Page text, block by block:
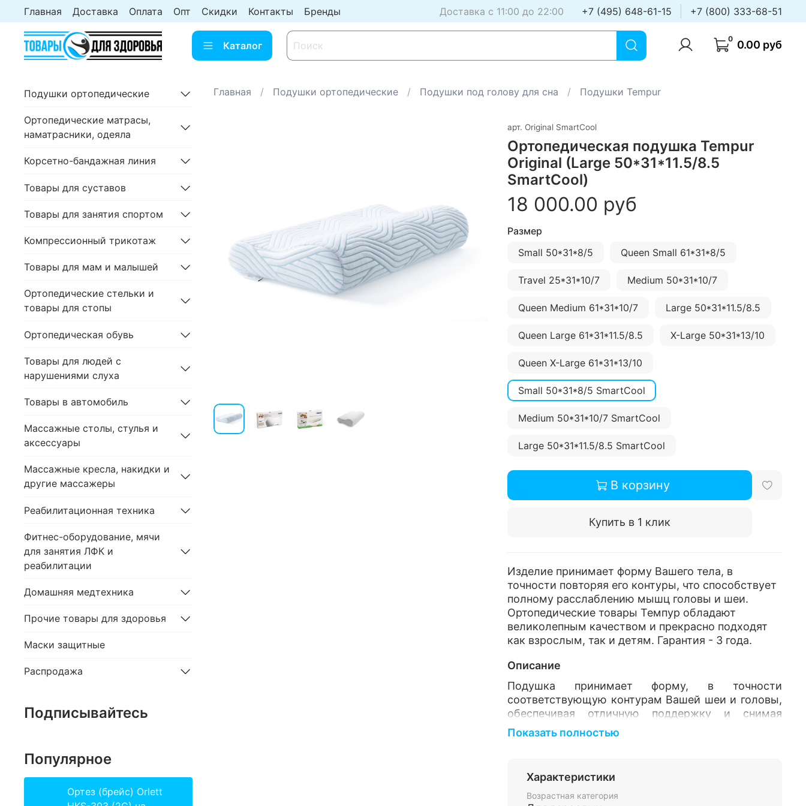
Главная Доставка Оплата Опт Скидки Контакты Бренды Доставка с 11:00 до 22:00 +7 (495) 648-61-15 +7 (800) 333-68-51
Каталог
0 0.00 руб
Главная Подушки ортопедические Подушки под голову для сна Подушки Tempur
арт. Original SmartCool
Ортопедическая подушка Tempur
Original (Large 50*31*11.5/8.5
SmartCool)
18 000.00 руб
Размер
Small 50*31*8/5
Queen Small 61*31*8/5
Travel 25*31*10/7 Medium 50*31*10/7
Queen Medium 61*31*10/7 Large 50*31*11.5/8.5
Queen Large 61*31*11.5/8.5 X-Large 50*31*13/10
Queen X-Large 61*31*13/10
Small 50*31*8/5 SmartCool
Medium 50*31*10/7 SmartCool
Large 50*31*11.5/8.5 SmartCool
В корзину
Купить в 1 клик
Изделие принимает форму Вашего тела, в
точности повторяя его контуры, что способствует
полному расслаблению мышц головы и шеи.
Ортопедические товары Темпур обладают
великолепным качеством и прекрасно подходят
как взрослым, так и детям. Гарантия - 3 года.
Описание
Подушка принимает форму, в точности
соответствующую контурам Вашей шеи и головы,
обеспечивая отличную поддержку и снимая
напряжение мышц шеи и плеч.
естественным образом очищенной хлопковой
Показать полностью
Характеристики
Возрастная категория
Подушки ортопедические
Ортопедические матрасы,
наматрасники, одеяла
Корсетно-бандажная линия
Товары для суставов
Товары для занятия спортом
Компрессионный трикотаж
Товары для мам и малышей
Ортопедические стельки и
товары для стопы
Ортопедическая обувь
Товары для людей с
нарушениями слуха
Товары в автомобиль
Массажные столы, стулья и
аксессуары
Массажные кресла, накидки и
другие массажеры
Реабилитационная техника
Фитнес-оборудование, мячи
для занятия ЛФК и
реабилитации
Домашняя медтехника
Прочие товары для здоровья
Маски защитные
Распродажа
Подписывайтесь
Популярное
Ортез (брейс) Orlett